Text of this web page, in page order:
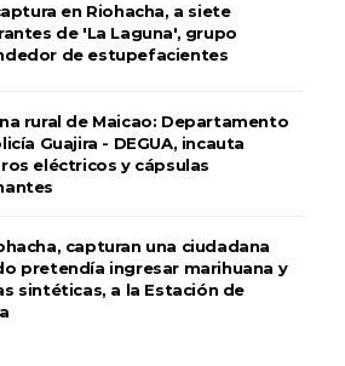
en Riohacha, a siete
de 'La Laguna', grupo
de estupefacientes
rural de Maicao: Departamento
Guajira - DEGUA, incauta
eléctricos y cápsulas
capturan una ciudadana
pretendía ingresar marihuana y
sintéticas, a la Estación de